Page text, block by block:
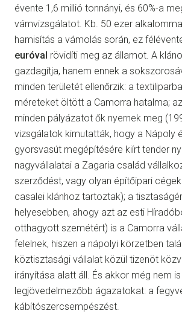
évente 1,6 millió tonnányi, és 60%-a
vámvizsgálatot. Kb. 50 ezer
hamisítás a vámolás során, ez
euróval rövidíti meg az államot. A
gazdagítja, hanem ennek a
minden területét ellenőrzik: a
méreteket öltött a Camorra hatalma;
minden pályázatot ők nyernek meg
vizsgálatok kimutatták, hogy a Nápoly
gyorsvasút megépítésére kiírt tender
nagyvállalatai a Zagaria család
szerződést, vagy olyan építőipari
casalei klánhoz tartoztak); a
helyesebben, ahogy azt az esti
otthagyott szemétért) is a Camorra
felelnek, hiszen a nápolyi körzetben
köztisztasági vállalat közül tizenöt
irányítása alatt áll. És akkor még nem
legjövedelmezőbb ágazatokat: a
kábítószercsempészést.